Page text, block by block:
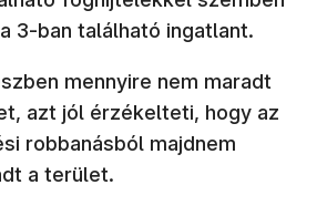
3-ban található ingatlant.
mennyire nem maradt
azt jól érzékelteti, hogy az
robbanásból majdnem
a terület.